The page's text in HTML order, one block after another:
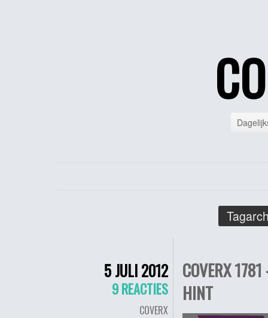
5 JULI 2012
9 REACTIES
COVERX
COVERX
HINT